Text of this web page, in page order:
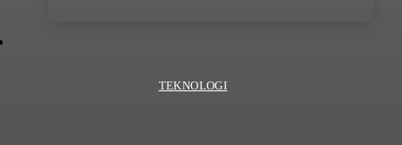
TEKNOLOGI